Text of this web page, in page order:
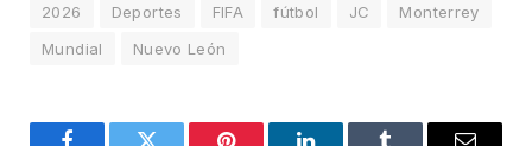
2026 Deportes FIFA fútbol JC
Monterrey
Mundial
Nuevo León